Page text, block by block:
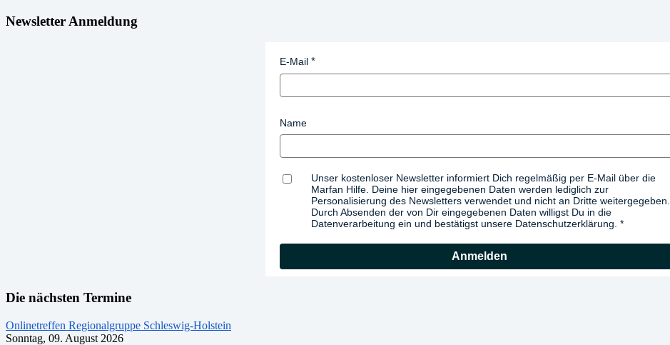
Newsletter Anmeldung
E-Mail
Name
Unser kostenloser Newsletter informiert Dich regelmäßig per E-Mail über die
Marfan Hilfe. Deine hier eingegebenen Daten werden lediglich zur
Personalisierung des Newsletters verwendet und nicht an Dritte weitergegeben.
Durch Absenden der von Dir eingegebenen Daten willigst Du in die
Datenverarbeitung ein und bestätigst unsere Datenschutzerklärung.
Anmelden
Die nächsten Termine
Onlinetreffen Regionalgruppe Schleswig-Holstein
Sonntag, 09. August 2026